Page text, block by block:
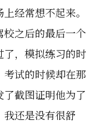
经常想不起来。
之后的最后一个
，模拟练习的时
试的时候却在那
截图证明他为了
还是没有很舒